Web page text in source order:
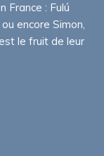
France : Fulú
encore Simon,
le fruit de leur